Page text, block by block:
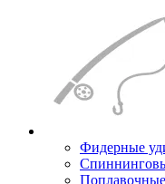
Фидерные